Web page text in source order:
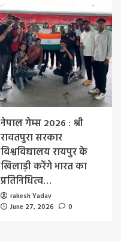
नेपाल गेम्स 2026 : श्री
रावतपुरा सरकार
विश्वविद्यालय रायपुर के
खिलाड़ी करेंगे भारत का
प्रतिनिधित्व…
rakesh Yadav
June 27, 2026
0